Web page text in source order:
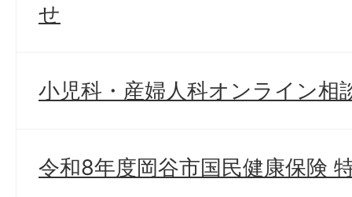
せ
小児科・産婦人科オンライン相
令和8年度岡谷市国民健康保険